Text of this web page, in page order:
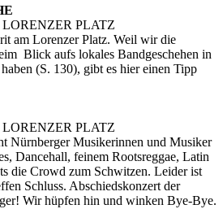
PLATZ
am Lorenzer Platz. Weil wir die
Blick aufs lokales Bandgeschehen in
(S. 130), gibt es hier einen Tipp
PLATZ
Nürnberger Musikerinnen und Musiker
Dancehall, feinem Rootsreggae, Latin
die Crowd zum Schwitzen. Leider ist
Schluss. Abschiedskonzert der
Wir hüpfen hin und winken Bye-Bye.